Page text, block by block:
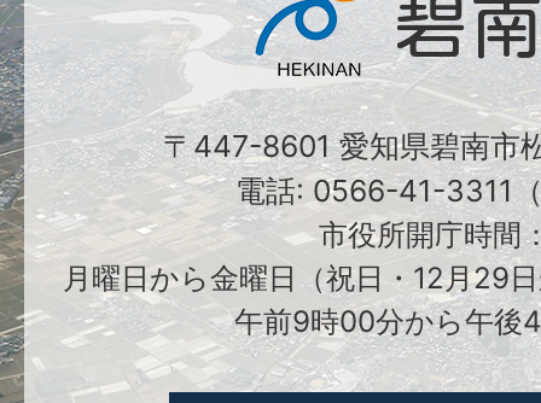
〒447-8601 愛知県碧南市
電話: 0566-41-3311
市役所開庁時間
月曜日から金曜日（祝日・12月29
午前9時00分から午後